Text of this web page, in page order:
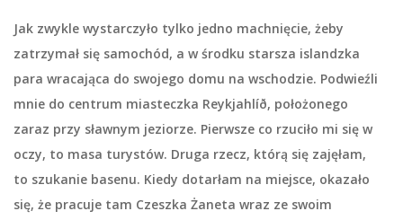
Jak zwykle wystarczyło tylko jedno machnięcie, żeby
zatrzymał się samochód, a w środku starsza islandzka
para wracająca do swojego domu na wschodzie. Podwieźli
mnie do centrum miasteczka Reykjahlíð, położonego
zaraz przy sławnym jeziorze. Pierwsze co rzuciło mi się w
oczy, to masa turystów. Druga rzecz, którą się zajęłam,
to szukanie basenu. Kiedy dotarłam na miejsce, okazało
się, że pracuje tam Czeszka Żaneta wraz ze swoim